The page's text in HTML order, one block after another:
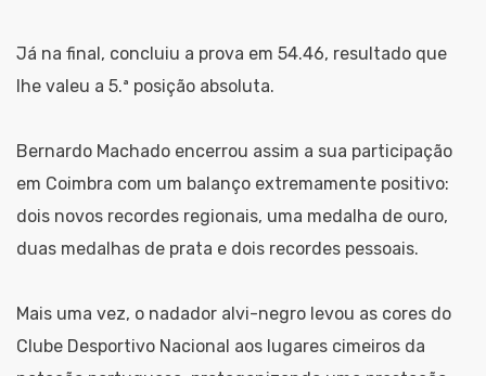
Já na final, concluiu a prova em 54.46, resultado que
lhe valeu a 5.ª posição absoluta.
Bernardo Machado encerrou assim a sua participação
em Coimbra com um balanço extremamente positivo:
dois novos recordes regionais, uma medalha de ouro,
duas medalhas de prata e dois recordes pessoais.
Mais uma vez, o nadador alvi-negro levou as cores do
Clube Desportivo Nacional aos lugares cimeiros da